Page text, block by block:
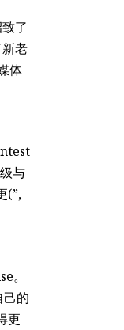
了
老
体
与
(”,
。
的
更